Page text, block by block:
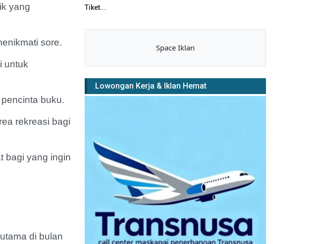
yang
sore.
untuk
buku.
rekreasi bagi
bagi yang ingin
di bulan
Tiket...
Space Iklan
Lowongan Kerja & Iklan Hemat